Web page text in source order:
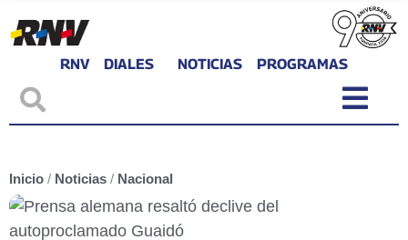
RNV DIALES NOTICIAS PROGRAMAS
Inicio / Noticias / Nacional